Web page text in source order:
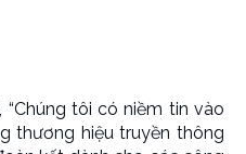
“Chúng tôi có niềm tin vào
thương hiệu truyền thông